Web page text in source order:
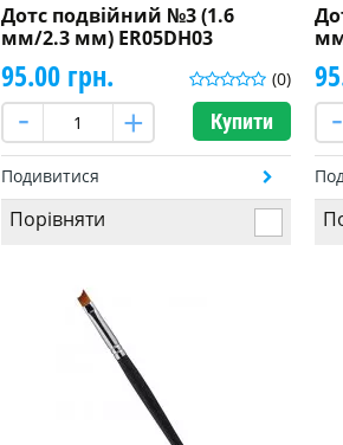
Дотс подвійний №3 (1.6
мм/2.3 мм) ER05DH03
(0)
95.00 грн.
Купити
Подивитися
Порівняти